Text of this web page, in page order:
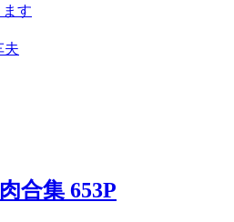
す
夫
合集 653P